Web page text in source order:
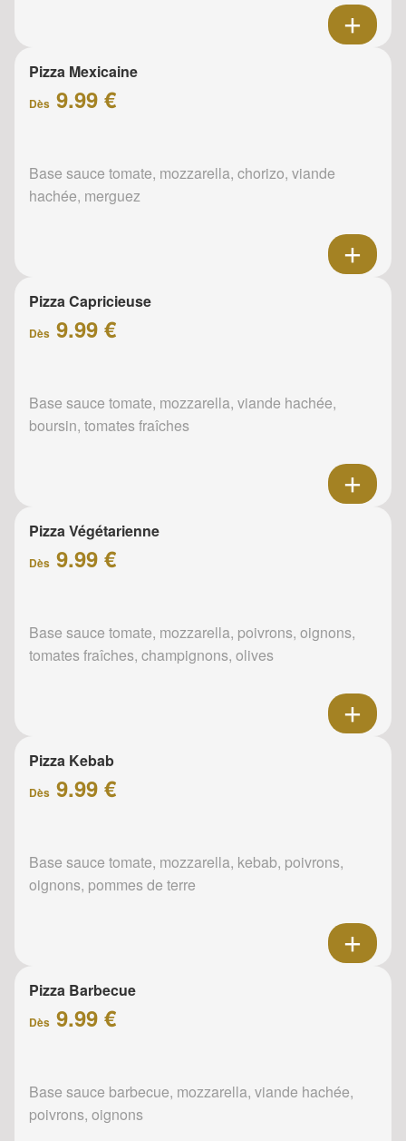
Pizza Mexicaine
Dès 9.99 €
Base sauce tomate, mozzarella, chorizo, viande
hachée, merguez
Pizza Capricieuse
Dès 9.99 €
Base sauce tomate, mozzarella, viande hachée,
boursin, tomates fraîches
Pizza Végétarienne
Dès 9.99 €
Base sauce tomate, mozzarella, poivrons, oignons,
tomates fraîches, champignons, olives
Pizza Kebab
Dès 9.99 €
Base sauce tomate, mozzarella, kebab, poivrons,
oignons, pommes de terre
Pizza Barbecue
Dès 9.99 €
Base sauce barbecue, mozzarella, viande hachée,
poivrons, oignons